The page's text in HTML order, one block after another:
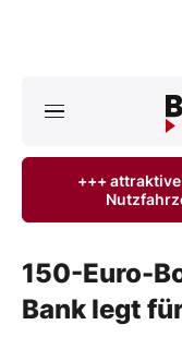
ktuelle
Finanz-Check
+++
150-Euro-
Bank legt